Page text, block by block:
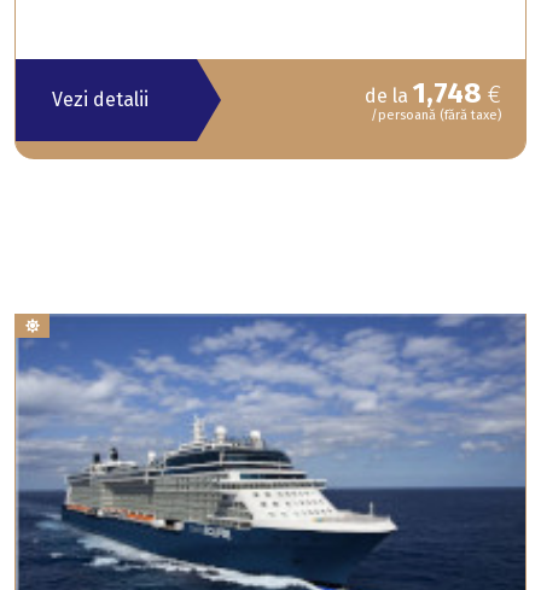
Vezi detalii de la 1,748 €
/persoană (fără taxe)